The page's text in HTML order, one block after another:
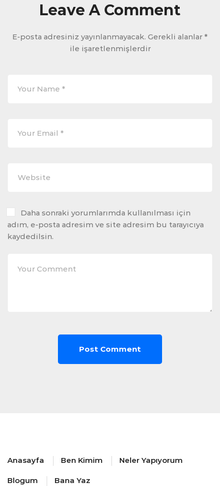
Leave A Comment
E-posta adresiniz yayınlanmayacak. Gerekli alanlar *
ile işaretlenmişlerdir
Daha sonraki yorumlarımda kullanılması için
adım, e-posta adresim ve site adresim bu tarayıcıya
kaydedilsin.
Anasayfa Ben Kimim Neler Yapıyorum
Blogum Bana Yaz